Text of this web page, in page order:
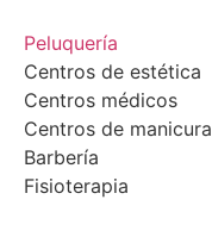
Peluquería
Centros de estética
Centros médicos
Centros de manicura
Barbería
Fisioterapia